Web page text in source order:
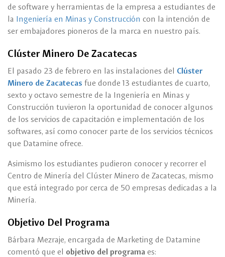
de software y herramientas de la empresa a estudiantes de
la Ingeniería en Minas y Construcción con la intención de
ser embajadores pioneros de la marca en nuestro país.
Clúster Minero De Zacatecas
El pasado 23 de febrero en las instalaciones del Clúster
Minero de Zacatecas fue donde 13 estudiantes de cuarto,
sexto y octavo semestre de la Ingeniería en Minas y
Construcción tuvieron la oportunidad de conocer algunos
de los servicios de capacitación e implementación de los
softwares, así como conocer parte de los servicios técnicos
que Datamine ofrece.
Asimismo los estudiantes pudieron conocer y recorrer el
Centro de Minería del Clúster Minero de Zacatecas, mismo
que está integrado por cerca de 50 empresas dedicadas a la
Minería.
Objetivo Del Programa
Bárbara Mezraje, encargada de Marketing de Datamine
comentó que el objetivo del programa es: